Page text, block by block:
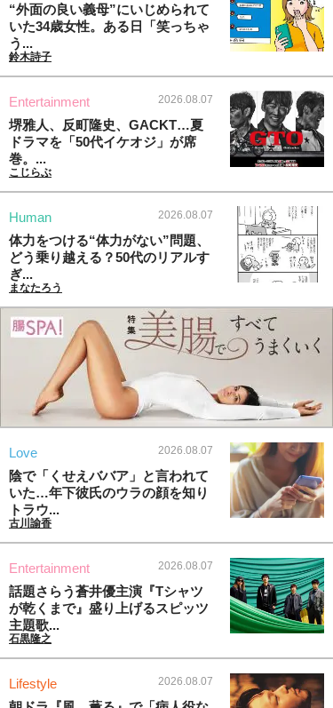
“外面の良い義母”にいじめられて
いた34歳女性。ある日「笑っちゃ
う...
鈴木詩子
Entertainment 2026.08.07
堺雅人、反町隆史、GACKT…夏
ドラマを「50代イケオジ」が席
巻。...
こじらぶ
Human 2026.08.07
体力をつける“体力がない”問題、
どう乗り越える？50代のリアルす
ぎ...
まなたろう
Love 2026.08.07
陰で「くせえババア」と言われて
いた…年下彼氏のウラの顔を知り
トラウ...
古川諭香
Entertainment 2026.08.07
話題さらう蒼井優主演『Tシャツ
が乾くまで』盛り上げるスピッツ
主題歌...
石黒隆之
Lifestyle 2026.08.07